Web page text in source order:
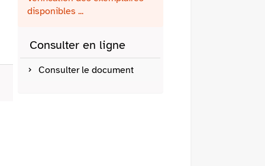
disponibles ...
Consulter en ligne
Consulter le document